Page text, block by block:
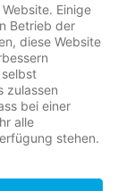
Einige
Betrieb der
diese Website
zulassen
bei einer
alle
stehen.